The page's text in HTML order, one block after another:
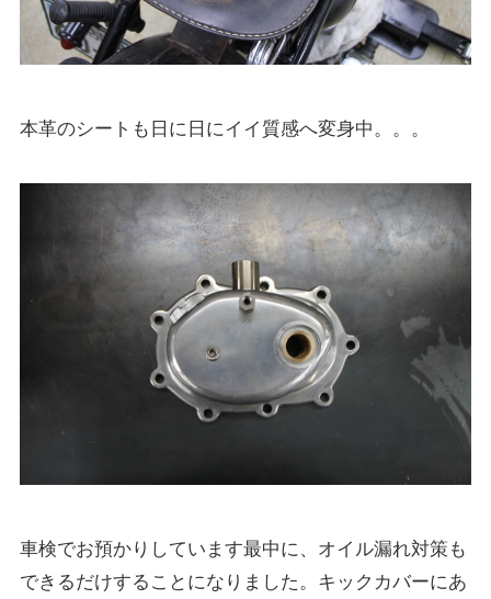
本革のシートも日に日にイイ質感へ変身中。。。
車検でお預かりしています最中に、オイル漏れ対策も
できるだけすることになりました。キックカバーにあ